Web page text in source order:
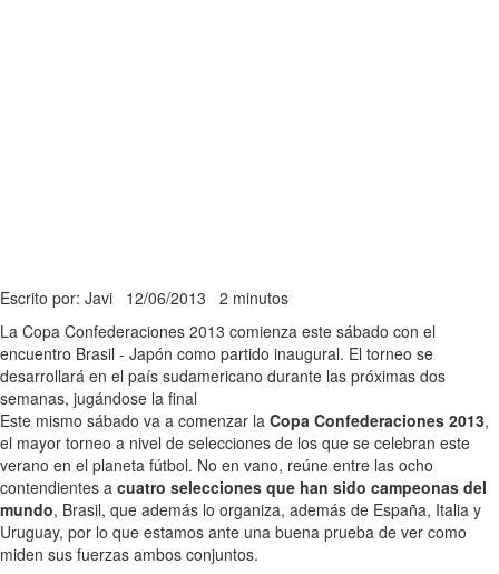
Escrito por: Javi 12/06/2013 2 minutos
La Copa Confederaciones 2013 comienza este sábado con el
encuentro Brasil - Japón como partido inaugural. El torneo se
desarrollará en el país sudamericano durante las próximas dos
semanas, jugándose la final
Este mismo sábado va a comenzar la Copa Confederaciones 2013,
el mayor torneo a nivel de selecciones de los que se celebran este
verano en el planeta fútbol. No en vano, reúne entre las ocho
contendientes a cuatro selecciones que han sido campeonas del
mundo, Brasil, que además lo organiza, además de España, Italia y
Uruguay, por lo que estamos ante una buena prueba de ver como
miden sus fuerzas ambos conjuntos.